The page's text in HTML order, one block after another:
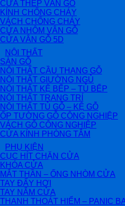
CỬA THÉP VÂN GỖ
KÍNH CHỐNG CHÁY
VÁCH CHỐNG CHÁY
CỬA NHÔM VÂN GỖ
CỬA VÂN GỖ 5D
NỘI THẤT
SÀN GỖ
NỘI THẤT CẦU THANG GỖ
NỘI THẤT GIƯỜNG NGỦ
NỘI THẤT KỆ BẾP – TỦ BẾP
NỘI THẤT TRANG TRÍ
NỘI THẤT TỦ GỖ – KỆ GỖ
ỐP TƯỜNG GỖ CÔNG NGHIỆP
VÁCH GỖ CÔNG NGHIỆP
CỬA KÍNH PHÒNG TẮM
PHỤ KIỆN
CỤC HÍT CHẶN CỬA
KHÓA CỬA
MẮT THẦN – ỐNG NHÒM CỬA
TAY ĐẨY HƠI
TAY NẮM CỬA
THANH THOÁT HIỂM – PANIC